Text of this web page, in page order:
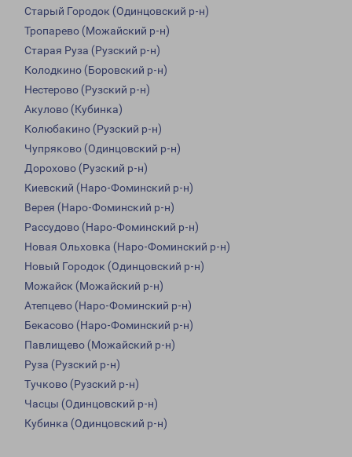
Старый Городок (Одинцовский р-н)
Тропарево (Можайский р-н)
Старая Руза (Рузский р-н)
Колодкино (Боровский р-н)
Нестерово (Рузский р-н)
Акулово (Кубинка)
Колюбакино (Рузский р-н)
Чупряково (Одинцовский р-н)
Дорохово (Рузский р-н)
Киевский (Наро-Фоминский р-н)
Верея (Наро-Фоминский р-н)
Рассудово (Наро-Фоминский р-н)
Новая Ольховка (Наро-Фоминский р-н)
Новый Городок (Одинцовский р-н)
Можайск (Можайский р-н)
Атепцево (Наро-Фоминский р-н)
Бекасово (Наро-Фоминский р-н)
Павлищево (Можайский р-н)
Руза (Рузский р-н)
Тучково (Рузский р-н)
Часцы (Одинцовский р-н)
Кубинка (Одинцовский р-н)